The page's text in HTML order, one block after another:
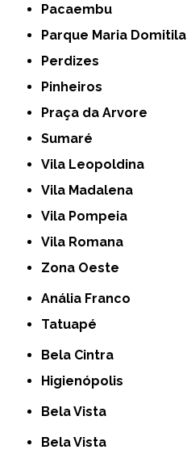
Pacaembu
Parque Maria Domitila
Perdizes
Pinheiros
Praça da Arvore
Sumaré
Vila Leopoldina
Vila Madalena
Vila Pompeia
Vila Romana
Zona Oeste
Anália Franco
Tatuapé
Bela Cintra
Higienópolis
Bela Vista
Bela Vista